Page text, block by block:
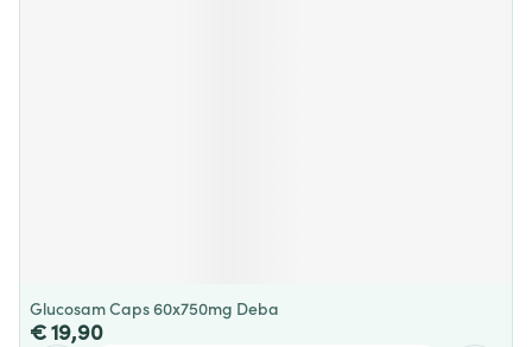
Glucosam Caps 60x750mg Deba
€ 19,90